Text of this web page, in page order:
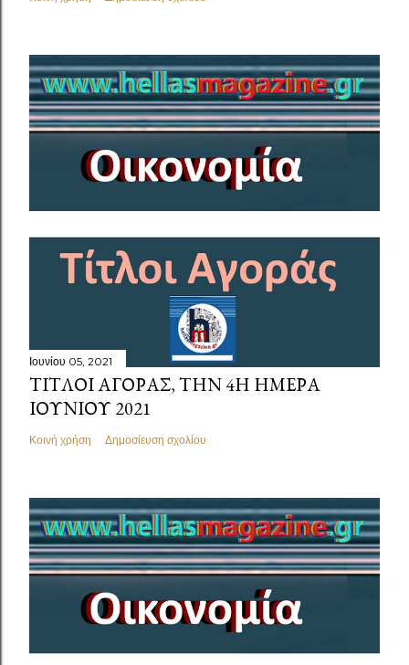
Ιουνίου 05, 2021
ΤΊΤΛΟΙ ΑΓΟΡΆΣ, ΤΗΝ 4Η ΗΜΈΡΑ
ΙΟΥΝΊΟΥ 2021
Κοινή χρήση Δημοσίευση σχολίου